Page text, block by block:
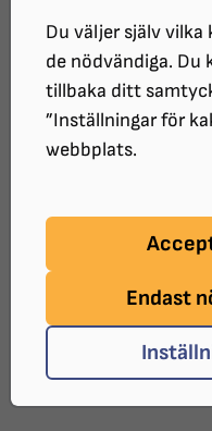
Du väljer själv
de nödvändiga. Du
tillbaka ditt
”Inställningar för
webbplats.
Endast
Art: Styrelsemöte
Datum: 2019-05-27
Tid: 17.15 – 19.50
Plats: Mellringevägen
Ove Nilsson Ordförande
Mikael Carlsson
Sandra Johansson
Dan Wakman